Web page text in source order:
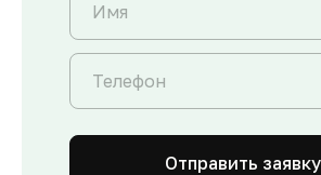
Отправить заявку